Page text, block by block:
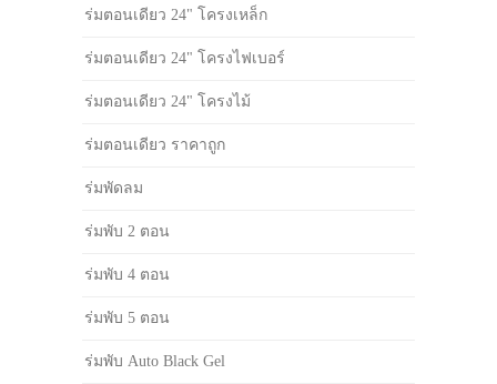
ร่มตอนเดียว 24" โครงเหล็ก
ร่มตอนเดียว 24" โครงไฟเบอร์
ร่มตอนเดียว 24" โครงไม้
ร่มตอนเดียว ราคาถูก
ร่มพัดลม
ร่มพับ 2 ตอน
ร่มพับ 4 ตอน
ร่มพับ 5 ตอน
ร่มพับ Auto Black Gel